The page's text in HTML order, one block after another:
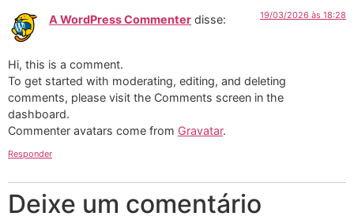
A WordPress Commenter disse: 19/03/2026 às 18:28
Hi, this is a comment.
To get started with moderating, editing, and deleting
comments, please visit the Comments screen in the
dashboard.
Commenter avatars come from Gravatar.
Responder
Deixe um comentário